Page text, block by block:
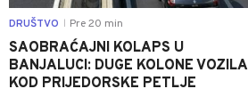
DRUŠTVO Pre 20 min
SAOBRAĆAJNI KOLAPS U
BANJALUCI: DUGE KOLONE VOZILA
KOD PRIJEDORSKE PETLJE